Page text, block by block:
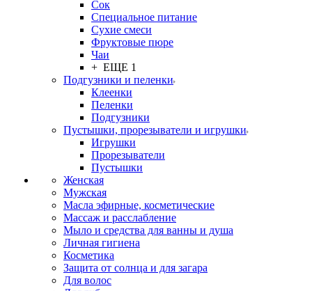
Сок
Специальное питание
Сухие смеси
Фруктовые пюре
Чаи
+ ЕЩЕ 1
Подгузники и пеленки
Клеенки
Пеленки
Подгузники
Пустышки, прорезыватели и игрушки
Игрушки
Прорезыватели
Пустышки
Женская
Мужская
Масла эфирные, косметические
Массаж и расслабление
Мыло и средства для ванны и душа
Личная гигиена
Косметика
Защита от солнца и для загара
Для волос